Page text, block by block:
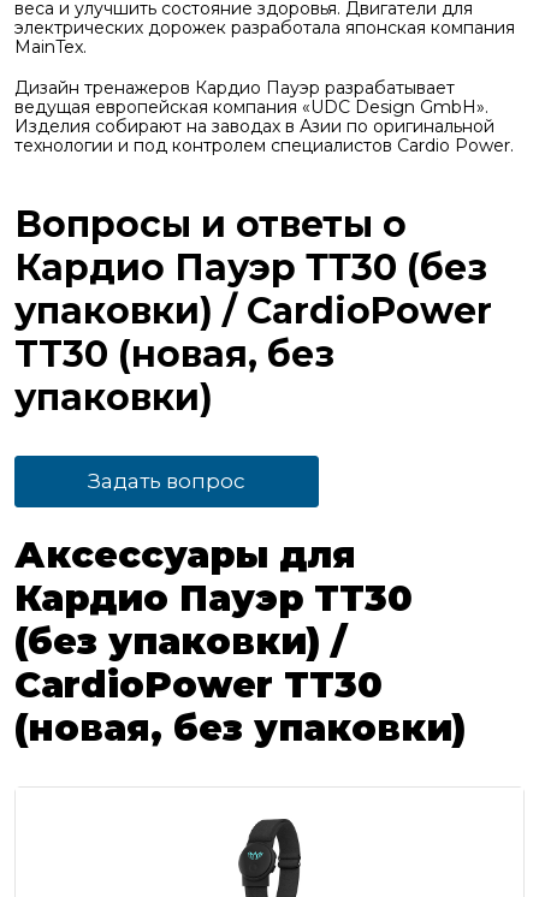
веса и улучшить состояние здоровья. Двигатели для
электрических дорожек разработала японская компания
MainTex.
Дизайн тренажеров Кардио Пауэр разрабатывает
ведущая европейская компания «UDС Design GmbH».
Изделия собирают на заводах в Азии по оригинальной
технологии и под контролем специалистов Cardio Power.
Вопросы и ответы о
Кардио Пауэр ТТ30 (без
упаковки) / CardioPower
TT30 (новая, без
упаковки)
Задать вопрос
Аксессуары для
Кардио Пауэр ТТ30
(без упаковки) /
CardioPower TT30
(новая, без упаковки)